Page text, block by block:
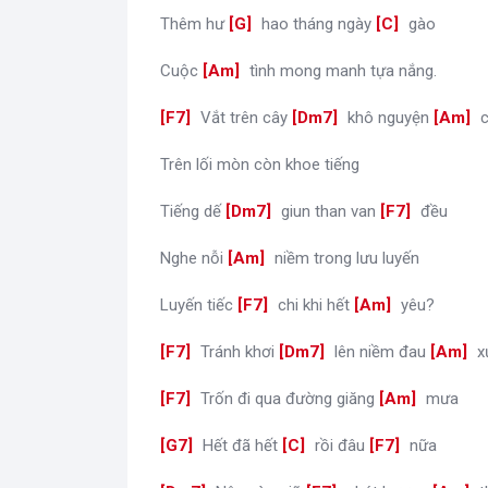
Thêm hư [G hao tháng ngày [C gào
Cuộc [Am tình mong manh tựa nắng.
[F7 Vắt trên cây [Dm7 khô nguyện [Am
Trên lối mòn còn khoe tiếng
Tiếng dế [Dm7 giun than van [F7 đều
Nghe nỗi [Am niềm trong lưu luyến
Luyến tiếc [F7 chi khi hết [Am yêu?
[F7 Tránh khơi [Dm7 lên niềm đau [Am
[F7 Trốn đi qua đường giăng [Am mưa
[G7 Hết đã hết [C rồi đâu [F7 nữa